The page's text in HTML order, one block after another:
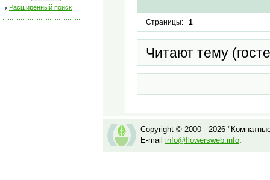
Расширенный поиск
Страницы: 1
Читают тему
Copyright © 2000 - 2026
E-mail info@flowersweb.info.